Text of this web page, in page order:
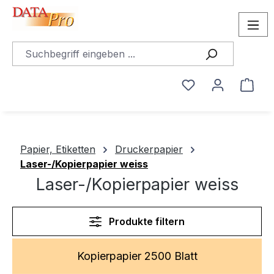
springen
Du hast 0
Papier, Etiketten
Druckerpapier
Laser-/Kopierpapier weiss
Laser-/Kopierpapier weiss
Produkte filtern
Kopierpapier 2500 Blatt